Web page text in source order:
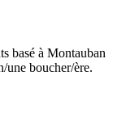
basé à Montauban
une boucher/ère.